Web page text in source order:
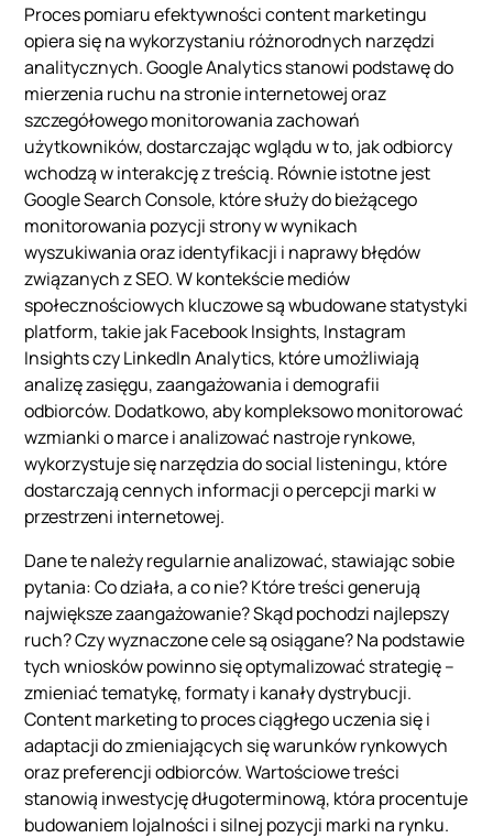
Proces pomiaru efektywności content marketingu
opiera się na wykorzystaniu różnorodnych narzędzi
analitycznych. Google Analytics stanowi podstawę do
mierzenia ruchu na stronie internetowej oraz
szczegółowego monitorowania zachowań
użytkowników, dostarczając wglądu w to, jak odbiorcy
wchodzą w interakcję z treścią. Równie istotne jest
Google Search Console, które służy do bieżącego
monitorowania pozycji strony w wynikach
wyszukiwania oraz identyfikacji i naprawy błędów
związanych z SEO. W kontekście mediów
społecznościowych kluczowe są wbudowane statystyki
platform, takie jak Facebook Insights, Instagram
Insights czy LinkedIn Analytics, które umożliwiają
analizę zasięgu, zaangażowania i demografii
odbiorców. Dodatkowo, aby kompleksowo monitorować
wzmianki o marce i analizować nastroje rynkowe,
wykorzystuje się narzędzia do social listeningu, które
dostarczają cennych informacji o percepcji marki w
przestrzeni internetowej.
Dane te należy regularnie analizować, stawiając sobie
pytania: Co działa, a co nie? Które treści generują
największe zaangażowanie? Skąd pochodzi najlepszy
ruch? Czy wyznaczone cele są osiągane? Na podstawie
tych wniosków powinno się optymalizować strategię –
zmieniać tematykę, formaty i kanały dystrybucji.
Content marketing to proces ciągłego uczenia się i
adaptacji do zmieniających się warunków rynkowych
oraz preferencji odbiorców. Wartościowe treści
stanowią inwestycję długoterminową, która procentuje
budowaniem lojalności i silnej pozycji marki na rynku.